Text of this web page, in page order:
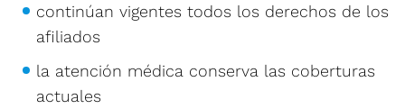
continúan vigentes todos los derechos de los
afiliados
la atención médica conserva las coberturas
actuales